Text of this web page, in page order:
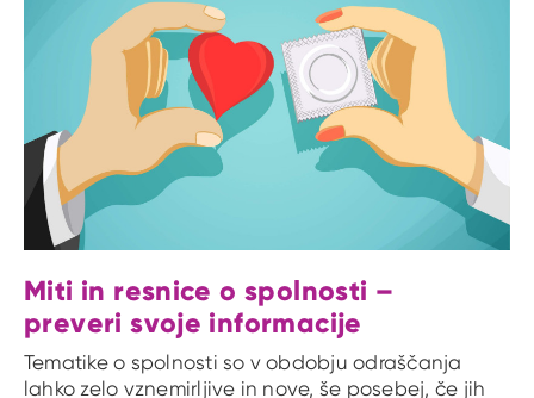
Miti in resnice o spolnosti –
preveri svoje informacije
Tematike o spolnosti so v obdobju odraščanja
lahko zelo vznemirljive in nove, še posebej, če jih